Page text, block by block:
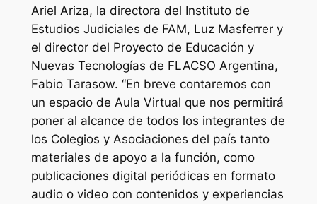
Ariel Ariza, la directora del Instituto de
Estudios Judiciales de FAM, Luz Masferrer y
el director del Proyecto de Educación y
Nuevas Tecnologías de FLACSO Argentina,
Fabio Tarasow. “En breve contaremos con
un espacio de Aula Virtual que nos permitirá
poner al alcance de todos los integrantes de
los Colegios y Asociaciones del país tanto
materiales de apoyo a la función, como
publicaciones digital periódicas en formato
audio o video con contenidos y experiencias